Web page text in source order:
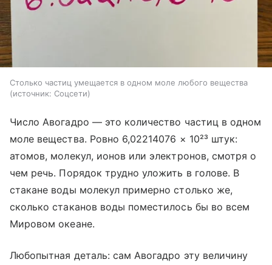
Столько частиц умещается в одном моле любого вещества
источник: Соцсети
Число Авогадро — это количество частиц в одном
моле вещества. Ровно 6,02214076 × 10²³ штук:
атомов, молекул, ионов или электронов, смотря о
чем речь. Порядок трудно уложить в голове. В
стакане воды молекул примерно столько же,
сколько стаканов воды поместилось бы во всем
Мировом океане.
Любопытная деталь: сам Авогадро эту величину